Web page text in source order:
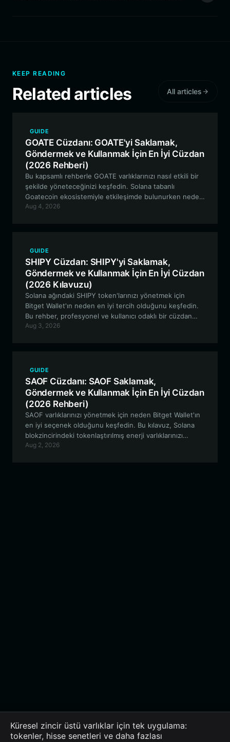
KEEP READING
Related articles All articles
GUIDE
GOATE Cüzdanı: GOATE'yi Saklamak,
Göndermek ve Kullanmak İçin En İyi Cüzdan
(2026 Rehberi)
Bu kapsamlı rehberle GOATE varlıklarınızı nasıl etkili bir
şekilde yöneteceğinizi keşfedin. Solana tabanlı
Goatecoin ekosistemiyle etkileşimde bulunurken neden
Bitget Wallet'ın güvenlik ve kesintisiz performans
Aug 4, 2026
GUIDE
SHIPY Cüzdan: SHIPY'yi Saklamak,
Göndermek ve Kullanmak İçin En İyi Cüzdan
(2026 Kılavuzu)
Solana ağındaki SHIPY token'larınızı yönetmek için
Bitget Wallet'ın neden en iyi tercih olduğunu keşfedin.
Bu rehber, profesyonel ve kullanıcı odaklı bir cüzdan
kullanarak SHIPY meme ekosistemini nasıl güvenli bir
Aug 3, 2026
GUIDE
SAOF Cüzdanı: SAOF Saklamak,
Göndermek ve Kullanmak İçin En İyi Cüzdan
(2026 Rehberi)
SAOF varlıklarınızı yönetmek için neden Bitget Wallet'ın
en iyi seçenek olduğunu keşfedin. Bu kılavuz, Solana
blokzincirindeki tokenlaştırılmış enerji varlıklarınızı
kullanıcı dostu, velayetsiz (non-custodial) bir arayüzle
Aug 2, 2026
Küresel zincir üstü varlıklar için tek uygulama:
tokenler, hisse senetleri ve daha fazlası